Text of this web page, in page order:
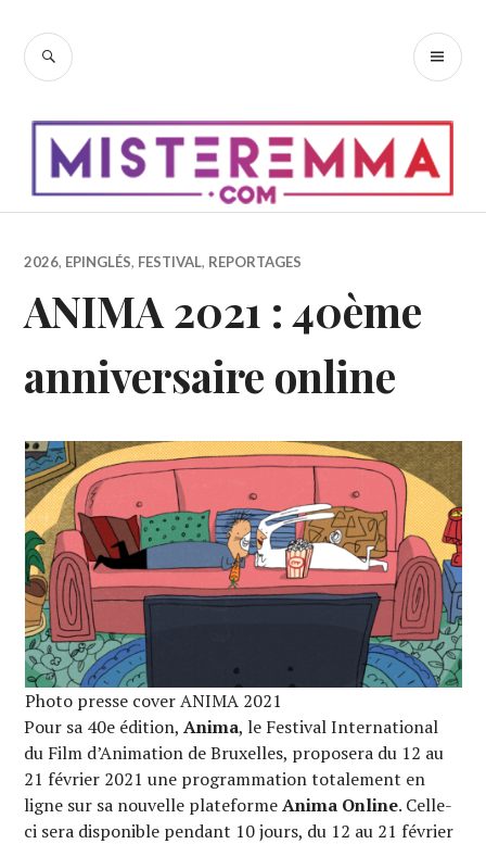
contenu
RECHERCHE
2026, EPINGLÉS, FESTIVAL, REPORTAGES
ANIMA 2021 : 40ème
anniversaire online
Photo presse cover ANIMA 2021
Pour sa 40e édition,Anima, le Festival International
du Film d’Animation de Bruxelles, proposera du 12 au
21 février 2021 une programmation totalement en
ligne sur sa nouvelle plateformeAnima Online. Celle-
ci sera disponible pendant 10 jours, du 12 au 21 février